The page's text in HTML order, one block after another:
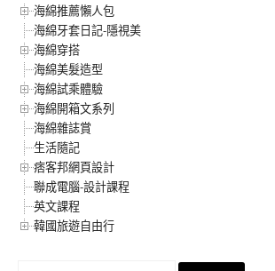
海綿推薦懶人包
海綿牙套日記-隱視美
海綿穿搭
海綿美髮造型
海綿試乘體驗
海綿開箱文系列
海綿雜誌賞
生活隨記
痞客邦網頁設計
聯成電腦-設計課程
英文課程
韓國旅遊自由行